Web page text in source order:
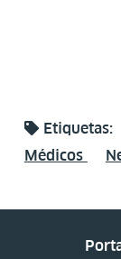
Etiquetas:
Médicos